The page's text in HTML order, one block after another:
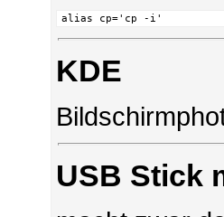
KDE
USB Stick